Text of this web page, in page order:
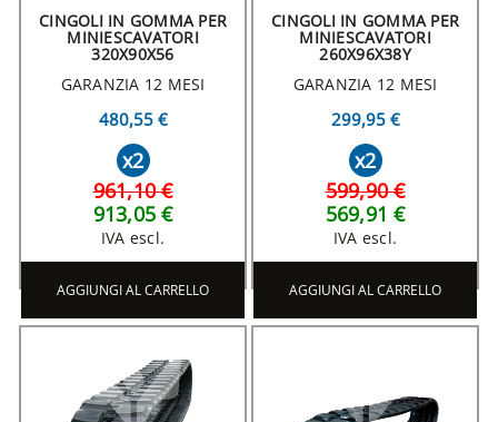
CINGOLI IN GOMMA PER
MINIESCAVATORI
320X90X56
GARANZIA 12 MESI
480,55 €
x2
961,10 €
913,05 €
IVA escl.
AGGIUNGI AL CARRELLO
CINGOLI IN GOMMA PER
MINIESCAVATORI
260X96X38Y
GARANZIA 12 MESI
299,95 €
x2
599,90 €
569,91 €
IVA escl.
AGGIUNGI AL CARRELLO